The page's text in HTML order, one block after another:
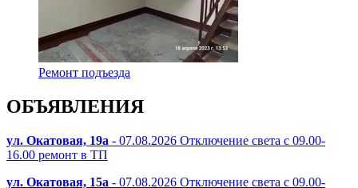
Ремонт подъезда
ОБЪЯВЛЕНИЯ
ул. Окатовая, 19а - 07.08.2026 Отключение света с 09.00-
16.00 ремонт в ТП
ул. Окатовая, 15а - 07.08.2026 Отключение света с 09.00-